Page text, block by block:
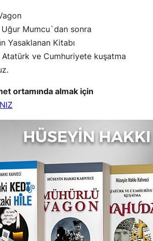
Uğur Mumcu`dan sonra
Yasaklanan Kitabı
Atatürk ve Cumhuriyete kuşatma
ortamında almak için